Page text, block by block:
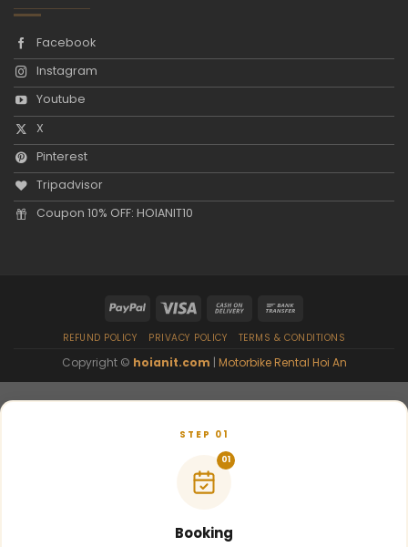
Facebook
Instagram
Youtube
X
Pinterest
Tripadvisor
Coupon 10% OFF: HOIANIT10
REFUND POLICY PRIVACY POLICY TERMS & CONDITIONS
Copyright © hoianit.com | Motorbike Rental Hoi An
STEP 01
01
Booking